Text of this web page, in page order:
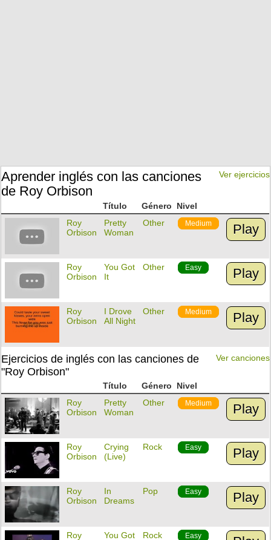
Ver ejercicios
Aprender inglés con las canciones
de Roy Orbison
Título Género
Nivel
Roy
Orbison
Pretty
Woman
Other Medium Play
Roy
Orbison
You Got
It
Other Easy Play
Roy
Orbison
I Drove
All Night
Other Medium Play
Ver canciones
Ejercicios de inglés con las canciones de
"Roy Orbison"
Título Género
Nivel
Roy
Orbison
Pretty
Woman
Other Medium Play
Roy
Orbison
Crying
(Live)
Rock Easy Play
Roy
Orbison
In
Dreams
Pop Easy Play
Roy You Got Rock Easy